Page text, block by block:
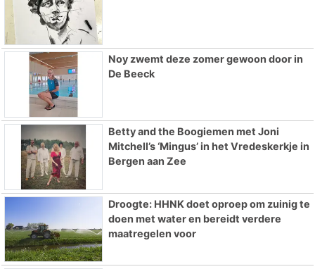
Noy zwemt deze zomer gewoon door in
De Beeck
Betty and the Boogiemen met Joni
Mitchell’s ‘Mingus’ in het Vredeskerkje in
Bergen aan Zee
Droogte: HHNK doet oproep om zuinig te
doen met water en bereidt verdere
maatregelen voor